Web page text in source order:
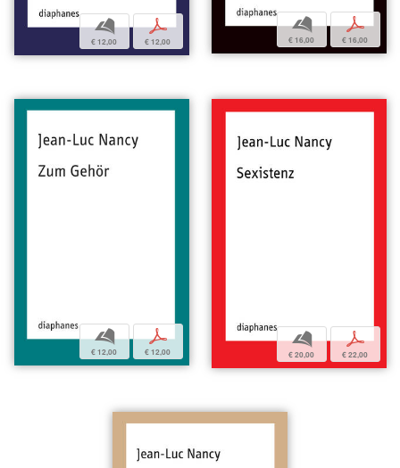
b
€ 12,00
p
€ 12,00
b
€ 16,00
p
€ 16,00
b
€ 12,00
p
€ 12,00
b
€ 20,00
p
€ 22,00